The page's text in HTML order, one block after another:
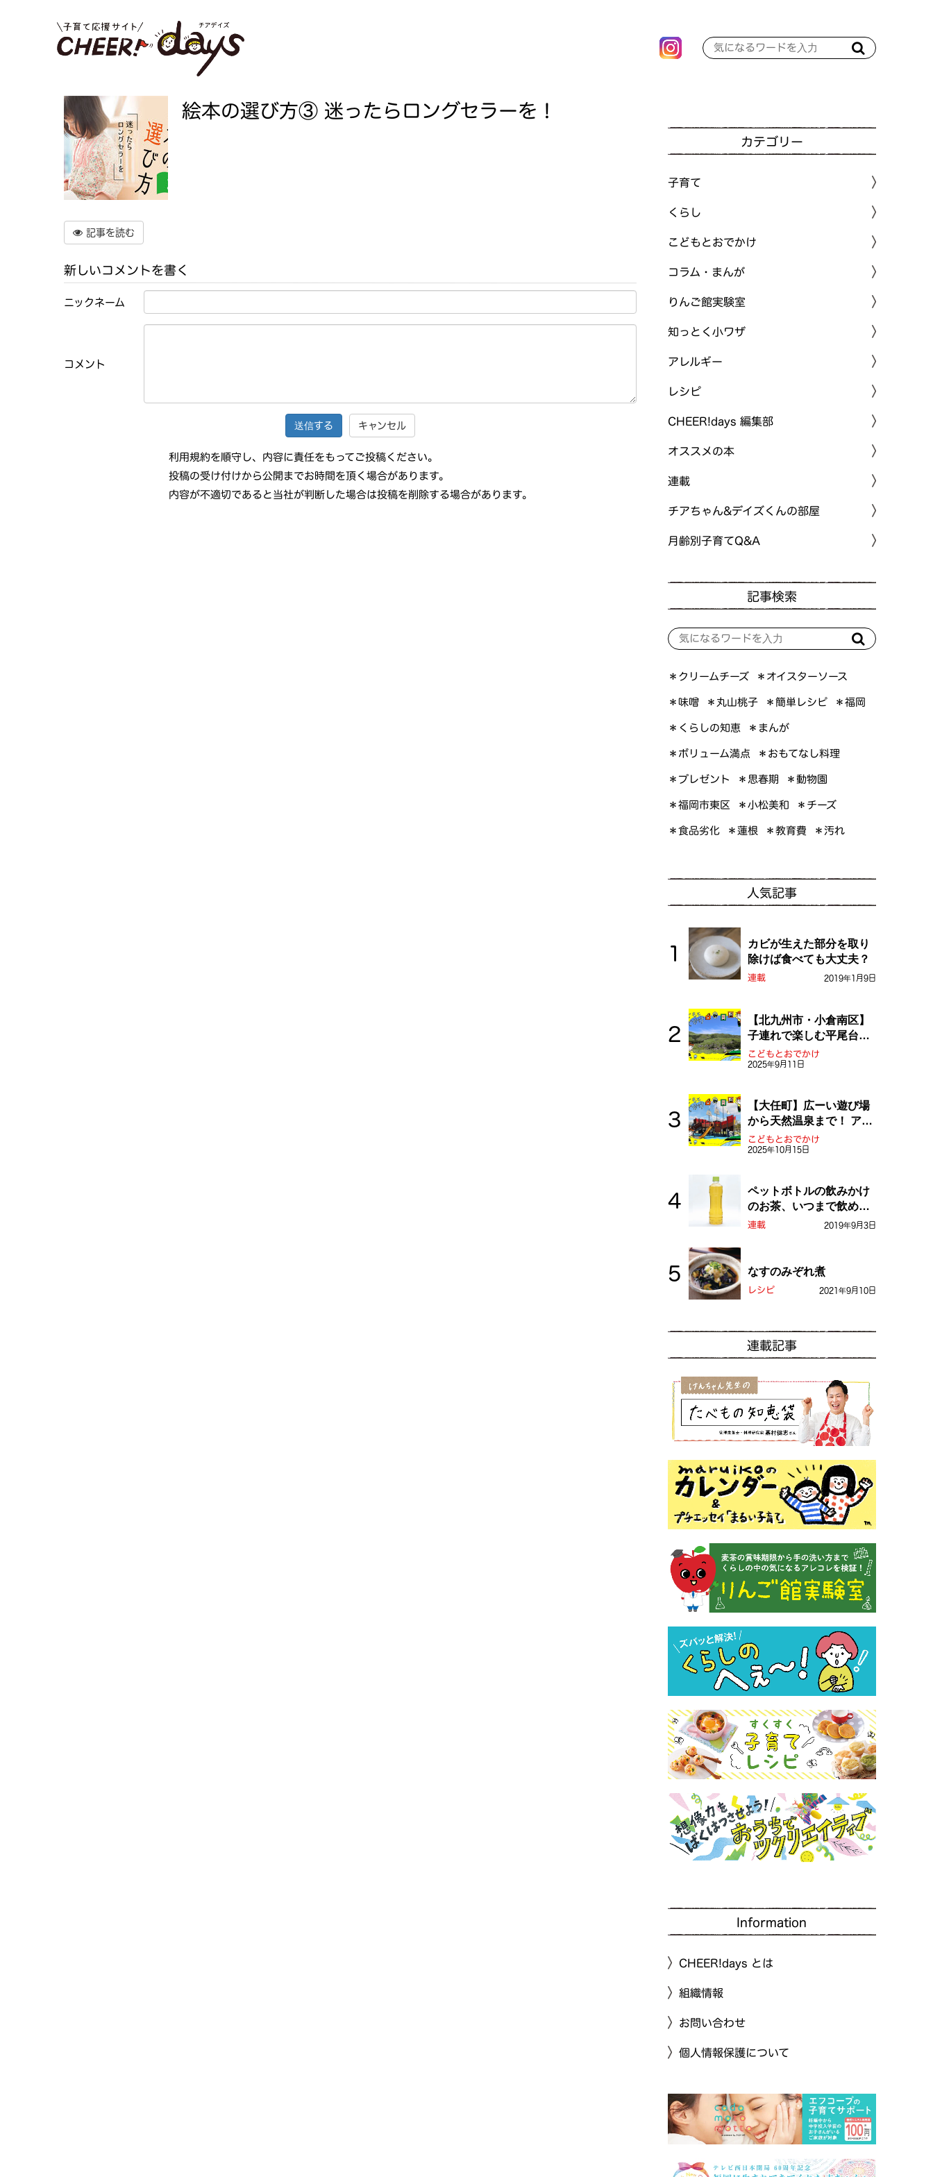
絵本の選び方③ 迷ったらロングセラーを！
記事を読む
新しいコメントを書く
ニックネーム
コメント
キャンセル
利用規約を順守し、内容に責任をもってご投稿ください。
投稿の受け付けから公開までお時間を頂く場合があります。
内容が不適切であると当社が判断した場合は投稿を削除する場合があります。
カテゴリー
子育て
くらし
こどもとおでかけ
コラム・まんが
りんご館実験室
知っとく小ワザ
アレルギー
レシピ
CHEER!days 編集部
オススメの本
連載
チアちゃん&デイズくんの部屋
月齢別子育てQ&A
記事検索
＊クリームチーズ ＊オイスターソース
＊味噌 ＊丸山桃子 ＊簡単レシピ ＊福岡
＊くらしの知恵 ＊まんが
＊ボリューム満点 ＊おもてなし料理
＊プレゼント ＊思春期 ＊動物園
＊福岡市東区 ＊小松美和 ＊チーズ
＊食品劣化 ＊蓮根 ＊教育費 ＊汚れ
人気記事
カビが生えた部分を取り
除けば食べても大丈夫？
連載 2019年1月9日
【北九州市・小倉南区】
子連れで楽しむ平尾台！
ふしぎな草原や千仏鍾乳
洞を探検しよう！
こどもとおでかけ
2025年9月11日
【大任町】広ーい遊び場
から天然温泉まで！ アミ
ューズメントな道の駅・
おおとう桜街道
こどもとおでかけ
2025年10月15日
ペットボトルの飲みかけ
のお茶、いつまで飲め
る？
連載 2019年9月3日
なすのみぞれ煮
レシピ 2021年9月10日
連載記事
Information
CHEER!days とは
組織情報
お問い合わせ
個人情報保護について